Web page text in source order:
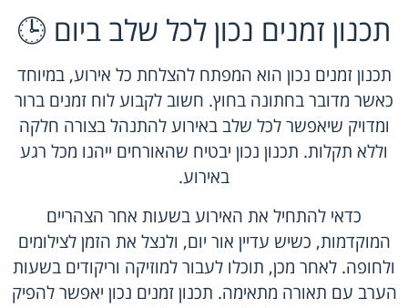
תכנון זמנים נכון לכל שלב ביום 🕒
תכנון זמנים נכון הוא המפתח להצלחת כל אירוע, במיוחד
כאשר מדובר בחתונה בחוץ. חשוב לקבוע לוח זמנים ברור
ומדויק שיאפשר לכל שלב באירוע להתנהל בצורה חלקה
וללא תקלות. תכנון נכון יבטיח שהאורחים ייהנו מכל רגע
באירוע.
כדאי להתחיל את האירוע בשעות אחר הצהריים
המוקדמות, כשיש עדיין אור יום, ולנצל את הזמן לצילומים
ולחופה. לאחר מכן, תוכלו לעבור למוזיקה וריקודים בשעות
הערב עם תאורה מתאימה. תכנון זמנים נכון יאפשר להפיק